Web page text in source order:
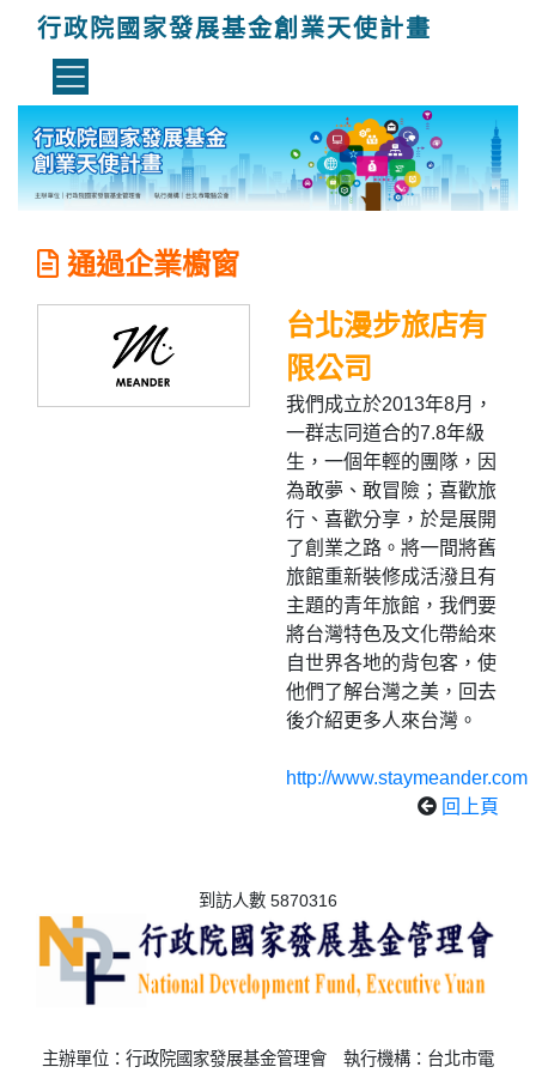
行政院國家發展基金創業天使計畫
通過企業櫥窗
台北漫步旅店有
限公司
我們成立於2013年8月，
一群志同道合的7.8年級
生，一個年輕的團隊，因
為敢夢、敢冒險；喜歡旅
行、喜歡分享，於是展開
了創業之路。將一間將舊
旅館重新裝修成活潑且有
主題的青年旅館，我們要
將台灣特色及文化帶給來
自世界各地的背包客，使
他們了解台灣之美，回去
後介紹更多人來台灣。
http://www.staymeander.com
回上頁
到訪人數 5870316
主辦單位：行政院國家發展基金管理會 執行機構：台北市電